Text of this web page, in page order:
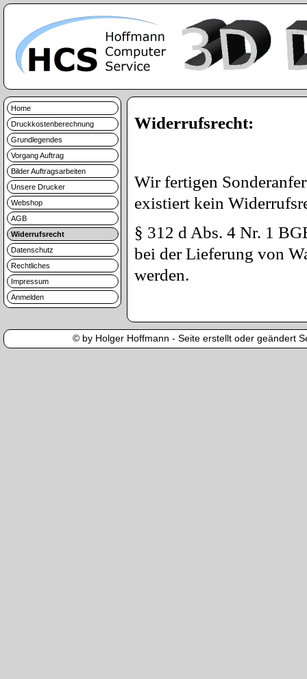
Home
Druckkostenberechnung
Grundlegendes
Vorgang Auftrag
Bilder Auftragsarbeiten
Unsere Drucker
Webshop
AGB
Widerrufsrecht
Datenschutz
Rechtliches
Impressum
Anmelden
Widerrufsrecht:
Wir fertigen
existiert kein
§ 312 d Abs. 4 Nr. 1
bei der Lieferung von
werden.
© by Holger Hoffmann - Seite erstellt oder geändert